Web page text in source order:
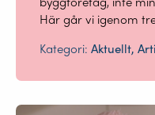
Här går vi igenom
Kategori:Aktuellt,